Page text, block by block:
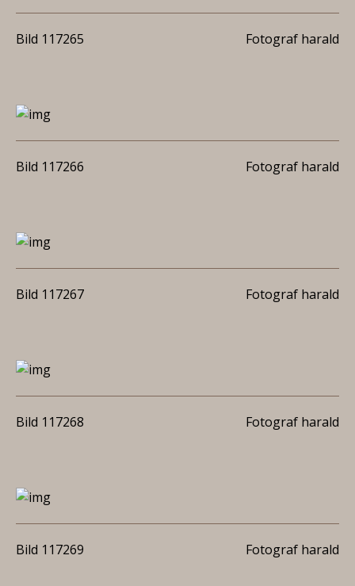
Bild 117265 Fotograf harald
Bild 117266 Fotograf harald
Bild 117267 Fotograf harald
Bild 117268 Fotograf harald
Bild 117269 Fotograf harald